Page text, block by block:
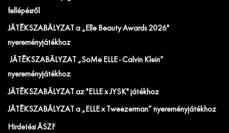
fellépésről
JÁTÉKSZABÁLYZAT a „Elle Beauty Awards 2026"
nyereményjátékhoz
JÁTÉKSZABÁLYZAT „SoMe ELLE - Calvin Klein”
nyereményjátékhoz
JÁTÉKSZABÁLYZAT az "ELLE x JYSK" játékhoz
JÁTÉKSZABÁLYZAT a „ELLE x Tweezerman” nyereményjátékhoz
Hirdetési ÁSZF